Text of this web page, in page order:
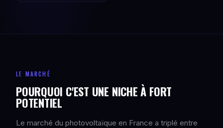
LE MARCHÉ
POURQUOI C'EST UNE NICHE À FORT
POTENTIEL
Le marché du photovoltaïque en France a triplé entre